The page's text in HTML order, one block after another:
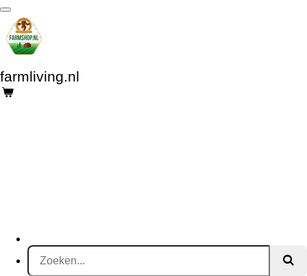
Ga
direct
naar
de
farmliving.nl